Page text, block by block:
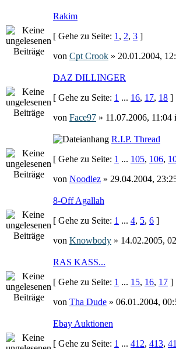
Rakim
[ Gehe zu Seite: 1 , 2, 3 ]
von Cpt Crook » 20.01.2004,
DAZ DILLINGER
[ Gehe zu Seite: 1 ... 16, 17, 18 ]
von Face97 » 11.07.2006, 11:04
R.I.P. Thread
[ Gehe zu Seite: 1 ... 105, 106,
von Noodlez » 29.04.2004,
8-Off Agallah
[ Gehe zu Seite: 1 ... 4, 5, 6 ]
von Knowbody » 14.02.2005,
RAS KASS...
[ Gehe zu Seite: 1 ... 15, 16, 17 ]
von Tha Dude » 06.01.2004,
Ebay Auktionen
[ Gehe zu Seite: 1 ... 412, 413,